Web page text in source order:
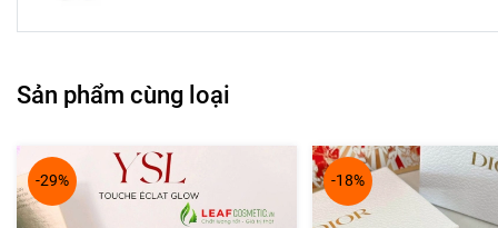
Công dụng vượt trội:
Giúp môi duy trì độ ẩm trong suốt 24 giờ, ngăn ngừa
Làm môi căng mọng tự nhiên, tăng cường độ bóng và
Hỗ trợ tái cấu trúc môi nhờ collagen và các dưỡng
Sản phẩm cùng loại
-29% -18%